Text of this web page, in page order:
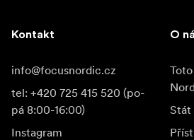
Kontakt
info@focusnordic.cz
tel: +420 725 415 520 (po-
pá 8:00-16:00)
Instagram
O
Stát